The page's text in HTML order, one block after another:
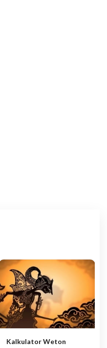
Kalkulator Weton